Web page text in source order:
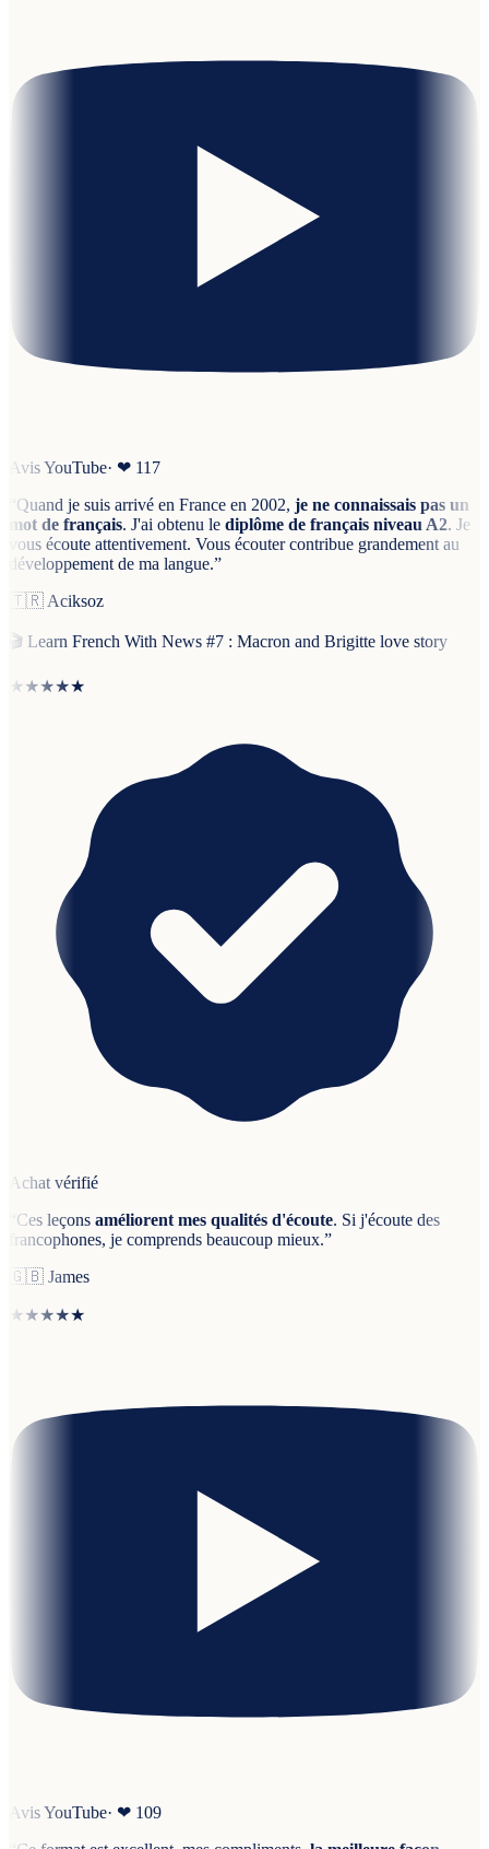
Avis YouTube· ❤ 117
Quand je suis arrivé en France en 2002, je ne connaissais pas un
mot de français. J'ai obtenu le diplôme de français niveau A2. Je
vous écoute attentivement. Vous écouter contribue grandement au
développement de ma langue.”
🇹🇷 Aciksoz
🎬 Learn French With News #7 : Macron and Brigitte love story
★★★★★
Achat vérifié
Ces leçons améliorent mes qualités d'écoute. Si j'écoute des
francophones, je comprends beaucoup mieux.”
🇬🇧 James
★★★★★
Avis YouTube· ❤ 109